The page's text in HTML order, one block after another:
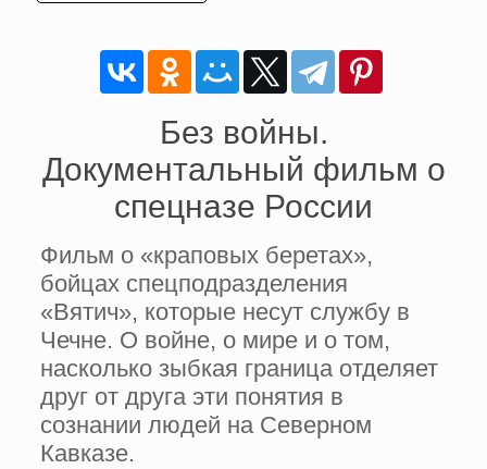
Без войны.
Документальный фильм о
спецназе России
Фильм о «краповых беретах»,
бойцах спецподразделения
«Вятич», которые несут службу в
Чечне. О войне, о мире и о том,
насколько зыбкая граница отделяет
друг от друга эти понятия в
сознании людей на Северном
Кавказе.